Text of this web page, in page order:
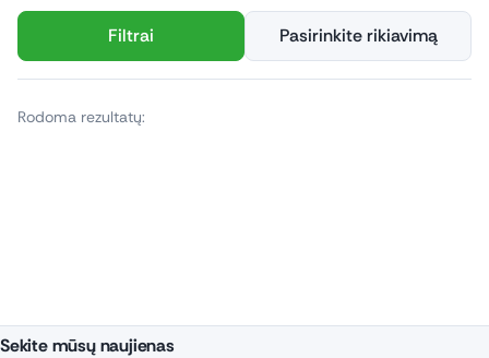
Filtrai Pasirinkite rikiavimą
Rodoma rezultatų:
Sekite mūsų naujienas